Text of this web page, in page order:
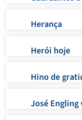
Herança
Herói hoje
Hino de
José Engling